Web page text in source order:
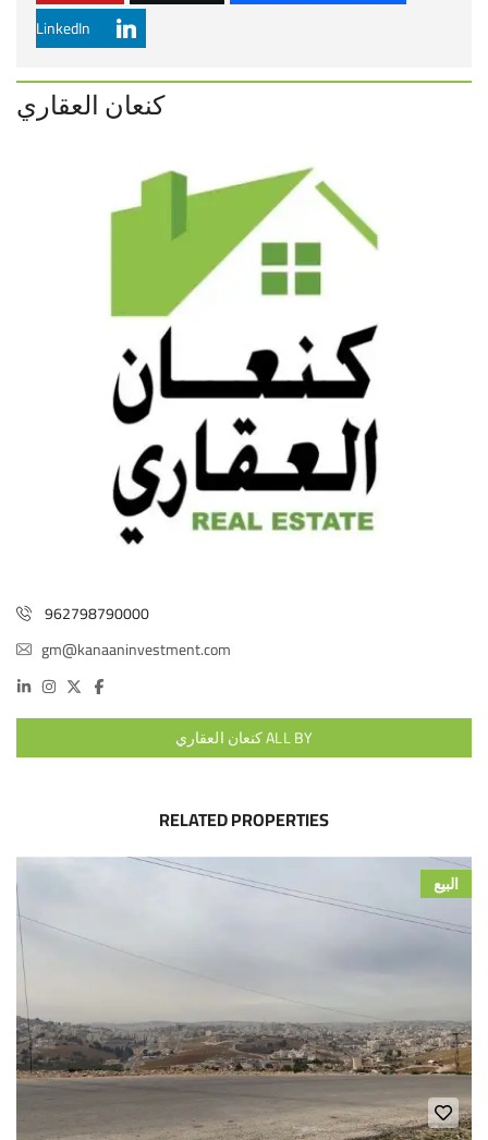
LinkedIn
كنعان العقاري
962798790000
gm@kanaaninvestment.com
ALL BY كنعان العقاري
RELATED PROPERTIES
البيع